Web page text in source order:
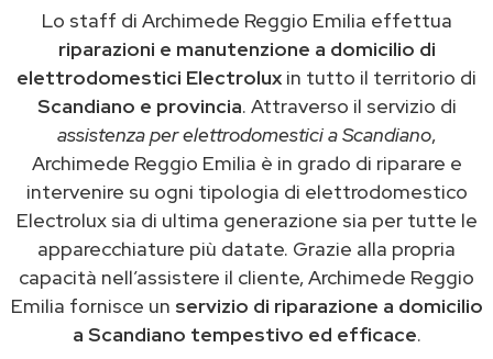
Lo staff di Archimede Reggio Emilia effettua
riparazioni e manutenzione a domicilio di
elettrodomestici Electrolux in tutto il territorio di
Scandiano e provincia. Attraverso il servizio di
assistenza per elettrodomestici a Scandiano,
Archimede Reggio Emilia è in grado di riparare e
intervenire su ogni tipologia di elettrodomestico
Electrolux sia di ultima generazione sia per tutte le
apparecchiature più datate. Grazie alla propria
capacità nell’assistere il cliente, Archimede Reggio
Emilia fornisce un servizio di riparazione a domicilio
a Scandiano tempestivo ed efficace.